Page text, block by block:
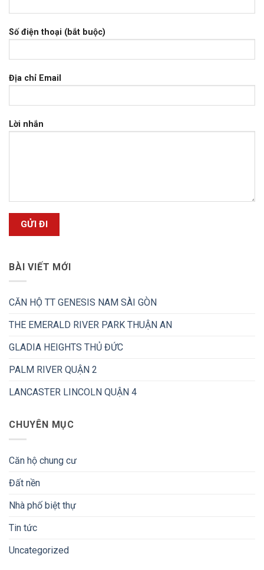
Số điện thoại (bắt buộc)
Địa chỉ Email
Lời nhắn
BÀI VIẾT MỚI
CĂN HỘ TT GENESIS NAM SÀI GÒN
THE EMERALD RIVER PARK THUẬN AN
GLADIA HEIGHTS THỦ ĐỨC
PALM RIVER QUẬN 2
LANCASTER LINCOLN QUẬN 4
CHUYÊN MỤC
Căn hộ chung cư
Đất nền
Nhà phố biệt thự
Tin tức
Uncategorized